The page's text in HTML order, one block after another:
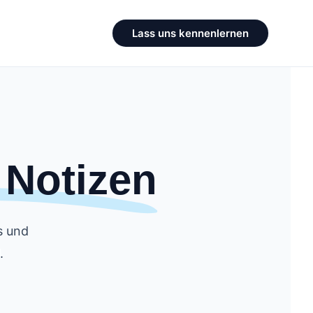
Lass uns kennenlernen
und